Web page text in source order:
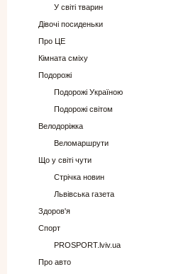
У світі тварин
Дівочі посиденьки
Про ЦЕ
Кімната сміху
Подорожі
Подорожі Україною
Подорожі світом
Велодоріжка
Веломаршрути
Що у світі чути
Стрічка новин
Львівська газета
Здоров'я
Спорт
PROSPORT.lviv.ua
Про авто